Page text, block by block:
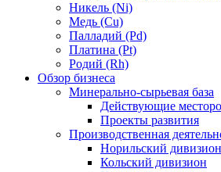
Никель (Ni)
Медь (Cu)
Палладий (Pd)
Платина (Pt)
Родий (Rh)
Обзор бизнеса
Минерально-сырьевая база
Действующие
Проекты развития
Производственная
Норильский дивизион
Кольский дивизион